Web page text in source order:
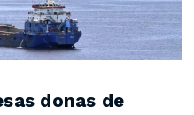
donas de